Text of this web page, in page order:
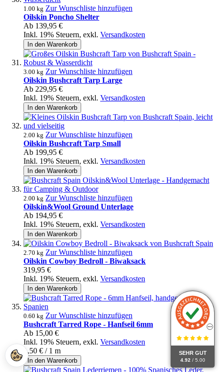
1.00 kg Zur Wunschliste hinzufügen
Oilskin Poncho Shelter
Ab 139,95 €
Inkl. 19% Steuern, exkl. Versandkosten
In den Warenkorb
3.00 kg Zur Wunschliste hinzufügen
Oilskin Bushcraft Tarp Large
Ab 229,95 €
Inkl. 19% Steuern, exkl. Versandkosten
In den Warenkorb
2.00 kg Zur Wunschliste hinzufügen
Oilskin Bushcraft Tarp Small
Ab 199,95 €
Inkl. 19% Steuern, exkl. Versandkosten
In den Warenkorb
2.00 kg Zur Wunschliste hinzufügen
Oilskin&Wool Ground Unterlage
Ab 194,95 €
Inkl. 19% Steuern, exkl. Versandkosten
In den Warenkorb
2.70 kg Zur Wunschliste hinzufügen
Oilskin Cowboy Bedroll - Biwaksack
319,95 €
Inkl. 19% Steuern, exkl. Versandkosten
In den Warenkorb
0.60 kg Zur Wunschliste hinzufügen
Bushcraft Tarred Rope - Hanfseil 6mm
Ab 15,00 €
Inkl. 19% Steuern, exkl. Versandkosten
1,50 € / 1 m
In den Warenkorb
SEHR GUT
4.92 / 5.00